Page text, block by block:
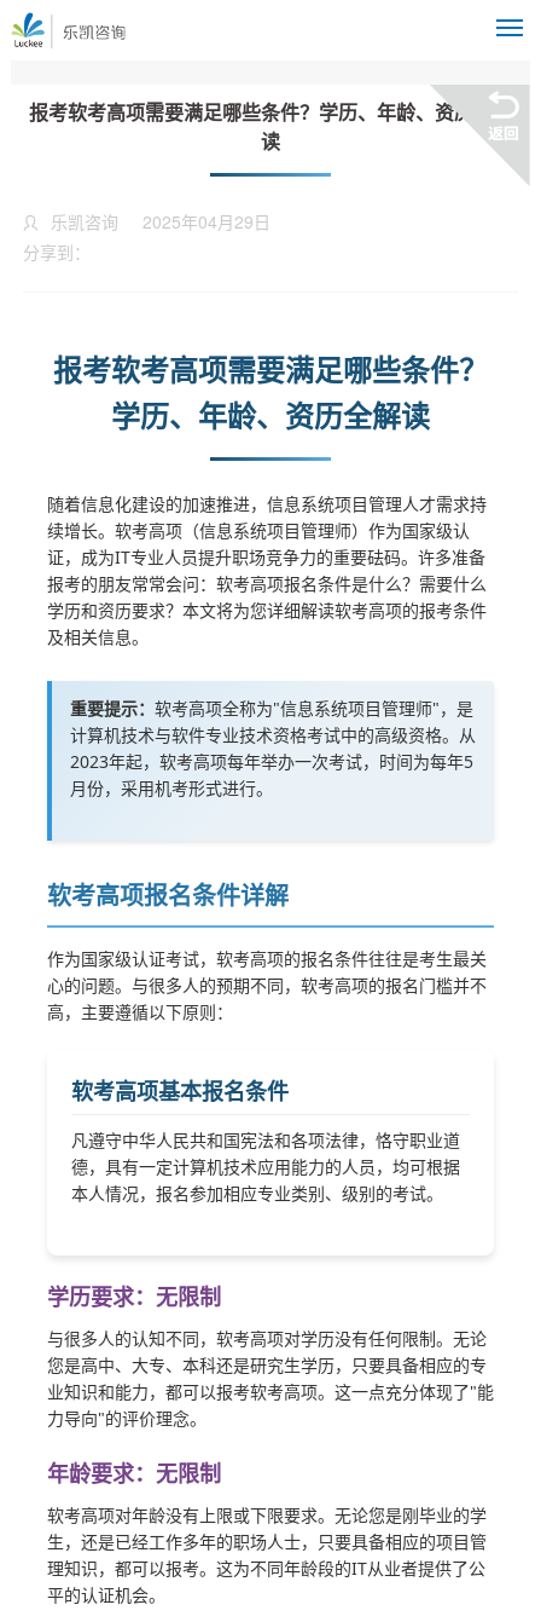
报考软考高项需要满足哪些条件？学历、年龄、资历全解
读
乐凯咨询
2025年04月29日
分享到：
报考软考高项需要满足哪些条件？
学历、年龄、资历全解读
随着信息化建设的加速推进，信息系统项目管理人才需求持
续增长。软考高项（信息系统项目管理师）作为国家级认
证，成为IT专业人员提升职场竞争力的重要砝码。许多准备
报考的朋友常常会问：软考高项报名条件是什么？需要什么
学历和资历要求？本文将为您详细解读软考高项的报考条件
及相关信息。
重要提示： 软考高项全称为"信息系统项目管理师"，是
计算机技术与软件专业技术资格考试中的高级资格。从
2023年起，软考高项每年举办一次考试，时间为每年5
月份，采用机考形式进行。
软考高项报名条件详解
作为国家级认证考试，软考高项的报名条件往往是考生最关
心的问题。与很多人的预期不同，软考高项的报名门槛并不
高，主要遵循以下原则：
软考高项基本报名条件
凡遵守中华人民共和国宪法和各项法律，恪守职业道
德，具有一定计算机技术应用能力的人员，均可根据
本人情况，报名参加相应专业类别、级别的考试。
学历要求：无限制
与很多人的认知不同，软考高项对学历没有任何限制。无论
您是高中、大专、本科还是研究生学历，只要具备相应的专
业知识和能力，都可以报考软考高项。这一点充分体现了"能
力导向"的评价理念。
年龄要求：无限制
软考高项对年龄没有上限或下限要求。无论您是刚毕业的学
生，还是已经工作多年的职场人士，只要具备相应的项目管
理知识，都可以报考。这为不同年龄段的IT从业者提供了公
平的认证机会。